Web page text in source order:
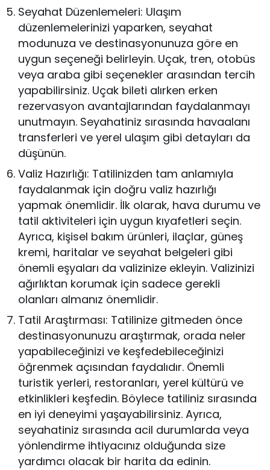
Seyahat Düzenlemeleri: Ulaşım
düzenlemelerinizi yaparken, seyahat
modunuza ve destinasyonunuza göre en
uygun seçeneği belirleyin. Uçak, tren, otobüs
veya araba gibi seçenekler arasından tercih
yapabilirsiniz. Uçak bileti alırken erken
rezervasyon avantajlarından faydalanmayı
unutmayın. Seyahatiniz sırasında havaalanı
transferleri ve yerel ulaşım gibi detayları da
düşünün.
Valiz Hazırlığı: Tatilinizden tam anlamıyla
faydalanmak için doğru valiz hazırlığı
yapmak önemlidir. İlk olarak, hava durumu ve
tatil aktiviteleri için uygun kıyafetleri seçin.
Ayrıca, kişisel bakım ürünleri, ilaçlar, güneş
kremi, haritalar ve seyahat belgeleri gibi
önemli eşyaları da valizinize ekleyin. Valizinizi
ağırlıktan korumak için sadece gerekli
olanları almanız önemlidir.
Tatil Araştırması: Tatilinize gitmeden önce
destinasyonunuzu araştırmak, orada neler
yapabileceğinizi ve keşfedebileceğinizi
öğrenmek açısından faydalıdır. Önemli
turistik yerleri, restoranları, yerel kültürü ve
etkinlikleri keşfedin. Böylece tatiliniz sırasında
en iyi deneyimi yaşayabilirsiniz. Ayrıca,
seyahatiniz sırasında acil durumlarda veya
yönlendirme ihtiyacınız olduğunda size
yardımcı olacak bir harita da edinin.